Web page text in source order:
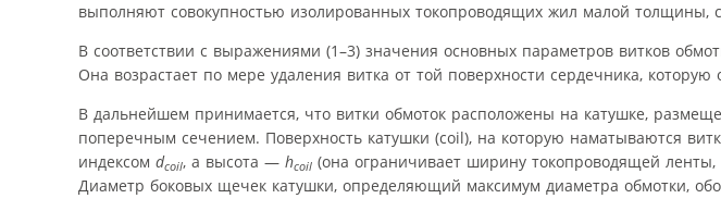
выполняют совокупностью изолированных токопроводящих жил малой толщины,
В соответствии с выражениями (1–3) значения основных параметров витков
Она возрастает по мере удаления витка от той поверхности сердечника, которую
В дальнейшем принимается, что витки обмоток расположены на катушке,
поперечным сечением. Поверхность катушки (coil), на которую наматываются
индексом dcoil, а высота — hcoil (она ограничивает ширину токопроводящей
Диаметр боковых щечек катушки, определяющий максимум диаметра обмотки,